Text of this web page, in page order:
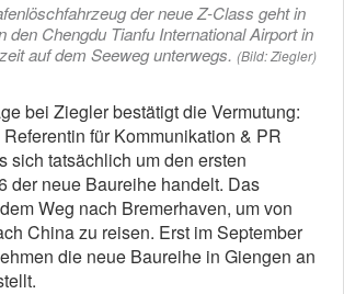
der neue Z-Class geht in
den Chengdu Tianfu International Airport in
auf dem Seeweg unterwegs. (Bild: Ziegler)
bei Ziegler bestätigt die Vermutung:
für Kommunikation & PR
sich tatsächlich um den ersten
der neue Baureihe handelt. Das
Weg nach Bremerhaven, um von
China zu reisen. Erst im September
die neue Baureihe in Giengen an